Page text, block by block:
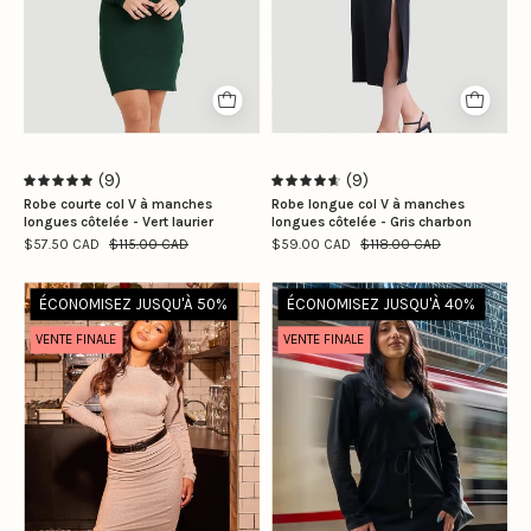
Marianne
wearing
size
S
5.0
(9)
Robe courte col V à manches
longues côtelée - Vert laurier
$57.50 CAD
$115.00 CAD
|
The
model
is
wearing
4.7
(9)
Robe longue col V à manches
longues côtelée - Gris charbon
$59.00 CAD
$118.00 CAD
Marygrace
porte
la
taille
S
|
Marygrace
is
ÉCONOMISEZ JUSQU'À 50%
VENTE FINALE
La
modèle
porte
la
taille
The
ÉCONOMISEZ JUSQU'À 40%
VENTE FINALE